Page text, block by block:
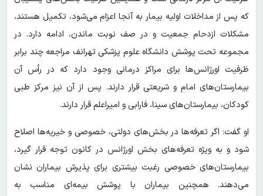
که پس از مداخلات اولیه بیمار به آنجا اعزام می‌شود، تکمیل هستند،
مشکلات ازدحام جمعیت و در صف نوبت‌ ماندن، ادامه دارد. در
مجموعه تحت پوشش دانشگاه علوم پزشکی تهرانف مراجعه چند برابر
ظرفیت اورژانس‌ها برای مراکز درمانی وجود دارد که در رأس آن
بیمارستان‌های امام و شریعتی قرار دارند. پس از آن نیز مرکز طبی
کودکان، بیمارستان‌های سینا، فارابی و امیراعلم قرار دارند.
او گفت: اگر تعرفه‌ها در بخش‌های دولتی، خصوصی و خیریه‌ها اصلاح
شود و به ویژه تعرفه‌های بخش اورژانس در کانون توجه قرار گیرد،
بیمارستان‌های خصوصی رغبت بیشتری برای پذیرش بیماران نشان
می‌دهند. همچنین بیماران با پوشش بیمه‌ای مناسب به